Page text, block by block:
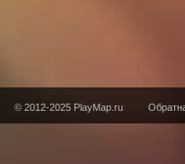
© 2012-2025 PlayMap.ru